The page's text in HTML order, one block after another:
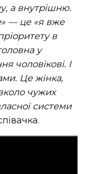
а внутрішню.
— це «я вже
в
у
чоловікові. І
Це жінка,
чужих
системи